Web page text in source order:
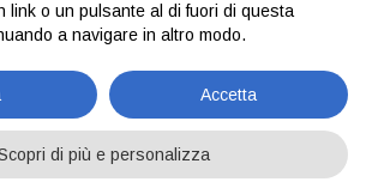
Chiusa Dal 5.08 Al 31.08 Qualsiasi
Ma La Spedizione Ripartirà Dal 1
link o un pulsante al di fuori di questa
a navigare in altro modo.
Accetta
di più e personalizza